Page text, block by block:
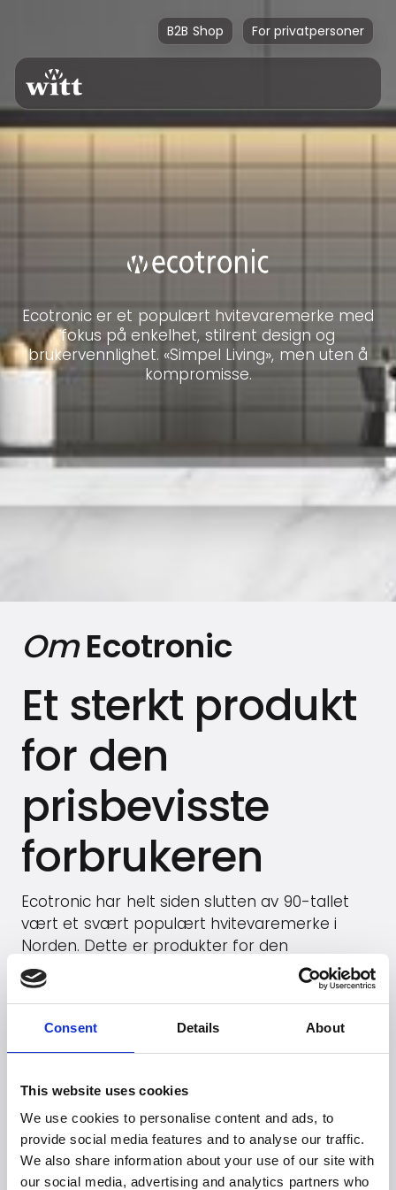
Consent Details About
This website uses cookies
We use cookies to personalise content and ads, to
provide social media features and to analyse our traffic.
We also share information about your use of our site with
our social media, advertising and analytics partners who
B2B Shop For privatpersoner
Ecotronic er et populært hvitevaremerke med
fokus på enkelhet, stilrent design og
brukervennlighet. «Simpel Living», men uten å
kompromisse.
OmEcotronic
Et sterkt produkt
for den
prisbevisste
forbrukeren
Ecotronic har helt siden slutten av 90-tallet
vært et svært populært hvitevaremerke i
Norden. Dette er produkter for den
prisbevisste forbrukeren – med fokus på
enkelhet, stilrent design og brukervennlighet.
kompromiss med den moderne forbrukerens
høye forventninger.
Gå tilEcotronic
Se produkter (B2B)